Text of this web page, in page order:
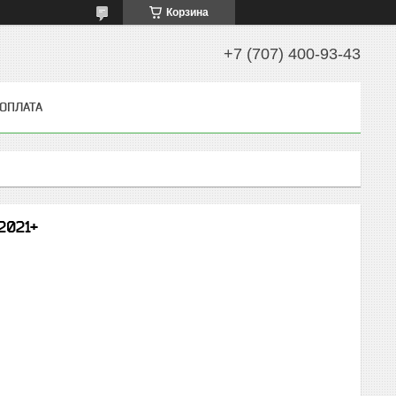
Корзина
+7 (707) 400-93-43